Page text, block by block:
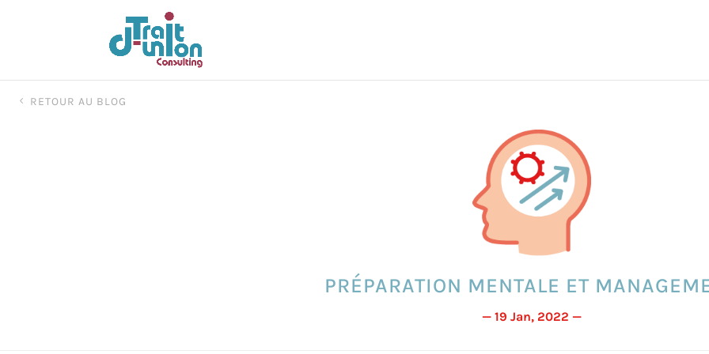
RETOUR AU BLOG
PRÉPARATION MENTALE ET
— 19 Jan, 2022 —